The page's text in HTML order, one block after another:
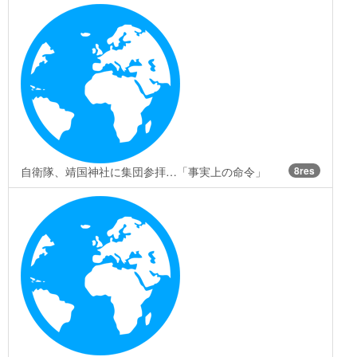
自衛隊、靖国神社に集団参拝…「事実上の命令」 8res